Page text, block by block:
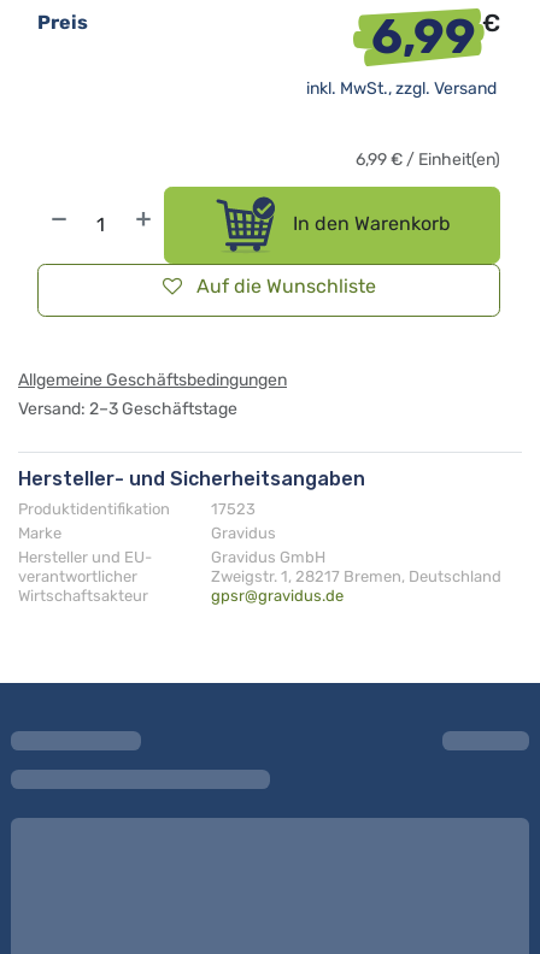
In den Warenkorb
Auf die Wunschliste
Preis 6,99€
inkl. MwSt., zzgl. Versand
6,99€ / Einheit(en)
Allgemeine Geschäftsbedingungen
Versand: 2–3 Geschäftstage
Hersteller- und Sicherheitsangaben
Produktidentifikation
17523
Marke
Gravidus
Hersteller und EU-
verantwortlicher
Wirtschaftsakteur
Gravidus GmbH
Zweigstr. 1, 28217 Bremen, Deutschland
gpsr@gravidus.de